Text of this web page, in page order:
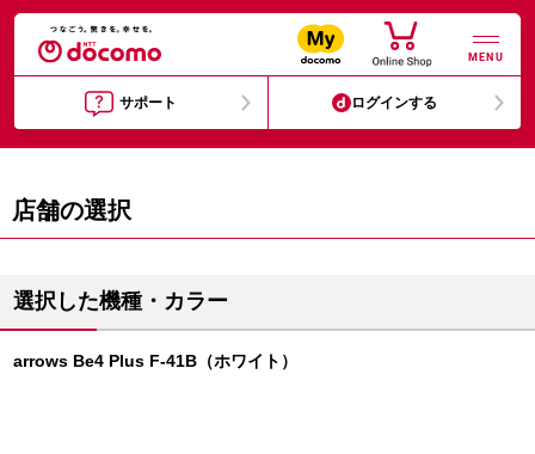
MENU
サポート ログインする
店舗の選択
選択した機種・カラー
arrows Be4 Plus F-41B（ホワイト）